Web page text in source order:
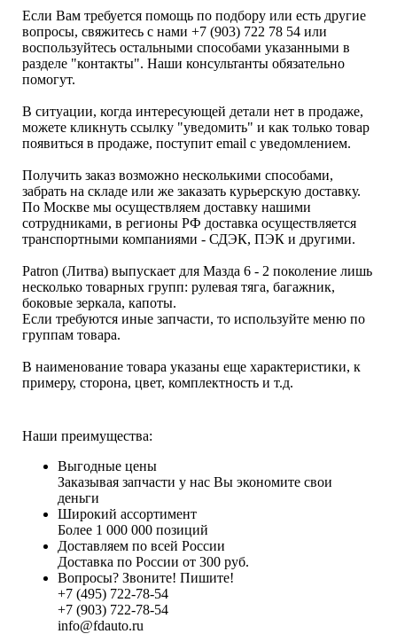
Если Вам требуется помощь по подбору или есть другие
вопросы, свяжитесь с нами +7 (903) 722 78 54 или
воспользуйтесь остальными способами указанными в
разделе "контакты". Наши консультанты обязательно
помогут.
В ситуации, когда интересующей детали нет в продаже,
можете кликнуть ссылку "уведомить" и как только товар
появиться в продаже, поступит email с уведомлением.
Получить заказ возможно несколькими способами,
забрать на складе или же заказать курьерскую доставку.
По Москве мы осуществляем доставку нашими
сотрудниками, в регионы РФ доставка осуществляется
транспортными компаниями - СДЭК, ПЭК и другими.
Patron (Литва) выпускает для Мазда 6 - 2 поколение лишь
несколько товарных групп: рулевая тяга, багажник,
боковые зеркала, капоты.
Если требуются иные запчасти, то используйте меню по
группам товара.
В наименование товара указаны еще характеристики, к
примеру, сторона, цвет, комплектность и т.д.
Наши преимущества:
Выгодные цены
Заказывая запчасти у нас Вы экономите свои
деньги
Широкий ассортимент
Более 1 000 000 позиций
Доставляем по всей России
Доставка по России от 300 руб.
Вопросы? Звоните! Пишите!
+7 (495) 722-78-54
+7 (903) 722-78-54
info@fdauto.ru